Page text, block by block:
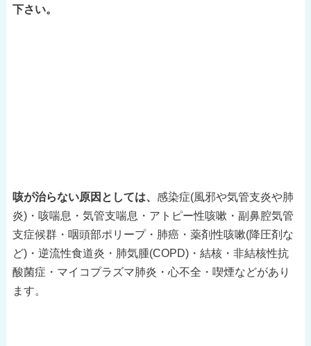
下さい。
咳が治らない原因としては、 感染症(風邪や気管支炎や肺
炎)・咳喘息・気管支喘息・アトピー性咳嗽・副鼻腔気管
支症候群・咽頭部ポリープ・肺癌・薬剤性咳嗽(降圧剤な
ど)・逆流性食道炎・肺気腫(COPD)・結核・非結核性抗
酸菌症・マイコプラズマ肺炎・心不全・喫煙などがあり
ます。